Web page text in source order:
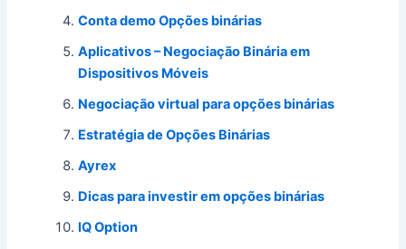
Conta demo Opções binárias
Aplicativos – Negociação Binária em
Dispositivos Móveis
Negociação virtual para opções binárias
Estratégia de Opções Binárias
Ayrex
Dicas para investir em opções binárias
IQ Option